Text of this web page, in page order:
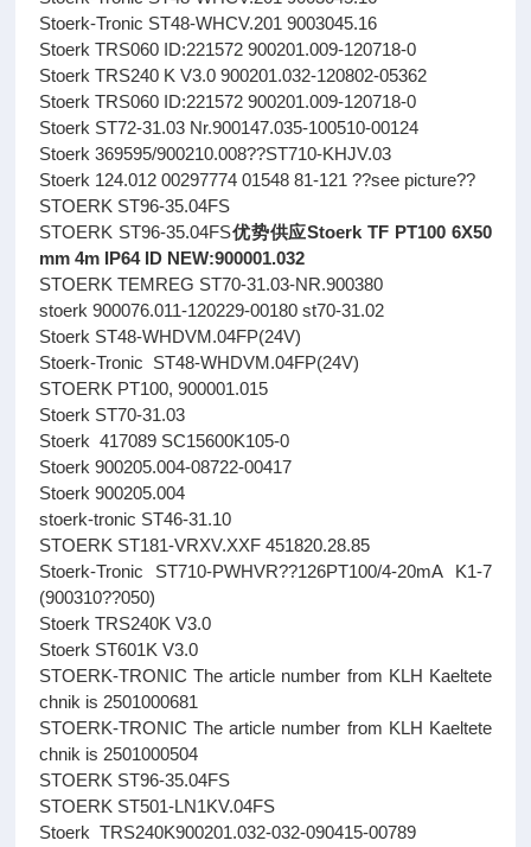
Stoerk-Tronic ST48-WHCV.201 9003045.16
Stoerk TRS060 ID:221572 900201.009-120718-0
Stoerk TRS240 K V3.0 900201.032-120802-05362
Stoerk TRS060 ID:221572 900201.009-120718-0
Stoerk ST72-31.03 Nr.900147.035-100510-00124
Stoerk 369595/900210.008??ST710-KHJV.03
Stoerk 124.012 00297774 01548 81-121 ??see picture??
STOERK ST96-35.04FS
STOERK ST96-35.04FS优势供应Stoerk TF PT100 6X50
mm 4m IP64 ID NEW:900001.032
STOERK TEMREG ST70-31.03-NR.900380
stoerk 900076.011-120229-00180 st70-31.02
Stoerk ST48-WHDVM.04FP(24V)
Stoerk-Tronic ST48-WHDVM.04FP(24V)
STOERK PT100, 900001.015
Stoerk ST70-31.03
Stoerk 417089 SC15600K105-0
Stoerk 900205.004-08722-00417
Stoerk 900205.004
stoerk-tronic ST46-31.10
STOERK ST181-VRXV.XXF 451820.28.85
Stoerk-Tronic ST710-PWHVR??126PT100/4-20mA K1-7
(900310??050)
Stoerk TRS240K V3.0
Stoerk ST601K V3.0
STOERK-TRONIC The article number from KLH Kaeltete
chnik is 2501000681
STOERK-TRONIC The article number from KLH Kaeltete
chnik is 2501000504
STOERK ST96-35.04FS
STOERK ST501-LN1KV.04FS
Stoerk TRS240K900201.032-032-090415-00789